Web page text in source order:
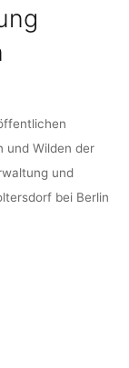
und Wilden der
und
bei Berlin